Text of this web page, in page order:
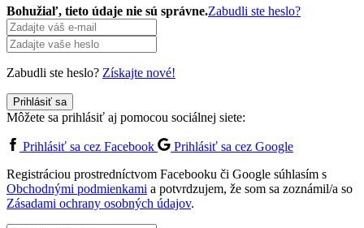
Bohužiaľ, tieto údaje nie sú správne.Zabudli ste heslo?
Zabudli ste heslo? Získajte nové!
Prihlásiť sa
Môžete sa prihlásiť aj pomocou sociálnej siete:
Prihlásiť sa cez Facebook
Prihlásiť sa cez Google
Registráciou prostredníctvom Facebooku či Google súhlasím s
Obchodnými podmienkami a potvrdzujem, že som sa zoznámil/a so
Zásadami ochrany osobných údajov.